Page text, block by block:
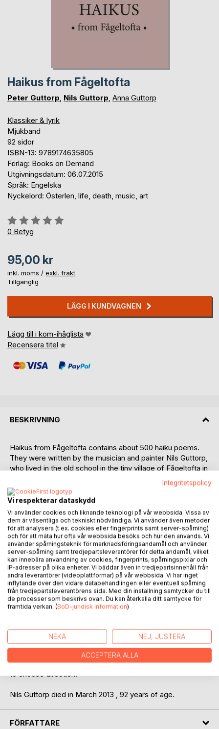
Haikus from Fågeltofta
Peter Guttorp, Nils Guttorp, Anna Guttorp
Klassiker & lyrik
Mjukband
92 sidor
ISBN-13: 9789174635805
Förlag: Books on Demand
Utgivningsdatum: 06.07.2015
Språk: Engelska
Nyckelord: Österlen, life, death, music, art
Betyg::
0%
0 Betyg
95,00 kr
inkl. moms / exkl. frakt
Tillgänglig
LÄGG I KUNDVAGNEN
Lägg till i kom-ihåglista
Recensera titel
BESKRIVNING
Haikus from Fågeltofta contains about 500 haiku poems.
They were written by the musician and painter Nils Guttorp,
who lived in the old school in the tiny village of Fågeltofta in
the southernmost part of Sweden for more than 30 years.
The poems contain experiences, standpoints, and
reflexions collected during a long life, and concerning
widely varying topics: art and music, sports, weather, and
metaphysics, the simplest and the most difficult.
Taken together, the collection of poems constitute an
autobiography of sorts.
The author is strictly adhering to the very demanding haiku
format. Every poem has three lines. The first line has five
syllables, the second seven, and the third again five. Haiku
is the art of saying a lot in a few words.
An example from the book:
does not help anybody
to choose direction.
Nils Guttorp died in March 2013 , 92 years of age.
FÖRFATTARE
Integritetspolicy
Vi respekterar dataskydd
Vi använder cookies och liknande teknologi på vår webbsida. Vissa av
dem är väsentliga och tekniskt nödvändiga. Vi använder även metoder
för att analysera (t.ex. cookies eller fingerprints samt server-spårning)
och för att mäta hur ofta vår webbsida besöks och hur den används. Vi
använder spårningsteknik för marknadsföringsändamål och använder
server-spårning samt tredjepartsleverantörer för detta ändamål, vilket
kan innebära användning av cookies, fingerprints, spårningspixlar och
IP-adresser på olika enheter. Vi bäddar även in tredjepartsinnehåll från
andra leverantörer (videoplattformar) på vår webbsida. Vi har inget
inflytande över den vidare databehandlingen eller eventuell spårning
från tredjepartsleverantörens sida. Med din inställning samtycker du till
de processer som beskrivs ovan. Du kan återkalla ditt samtycke för
framtida verkan. (BoD-juridisk information)
NEKA NEJ, JUSTERA
ACCEPTERA ALLA